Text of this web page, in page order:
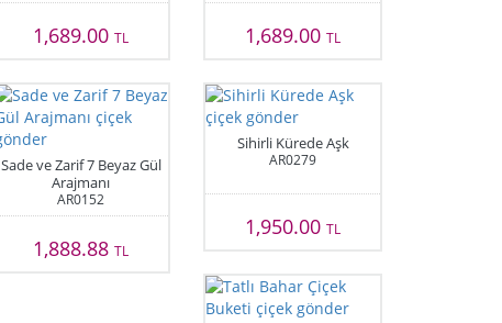
1,689.00TL 1,689.00TL
Sade ve Zarif 7 Beyaz Gül
Arajmanı
AR0152
1,888.88TL
Sihirli Kürede Aşk
AR0279
1,950.00TL